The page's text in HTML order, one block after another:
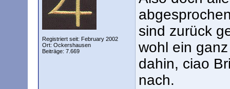
Registriert seit: February 2002
Ort: Ockershausen
Beiträge: 7.669
sind zurück
wohl ein
dahin, ciao
nach.